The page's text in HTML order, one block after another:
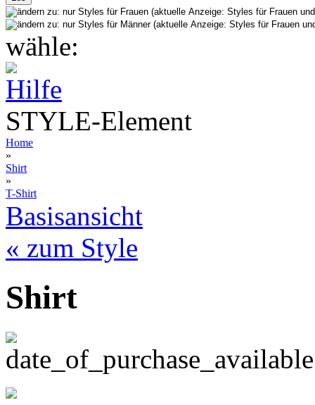
wähle:
STYLE-Element
Home
»
Shirt
»
T-Shirt
Basisansicht
« zum Style
Shirt